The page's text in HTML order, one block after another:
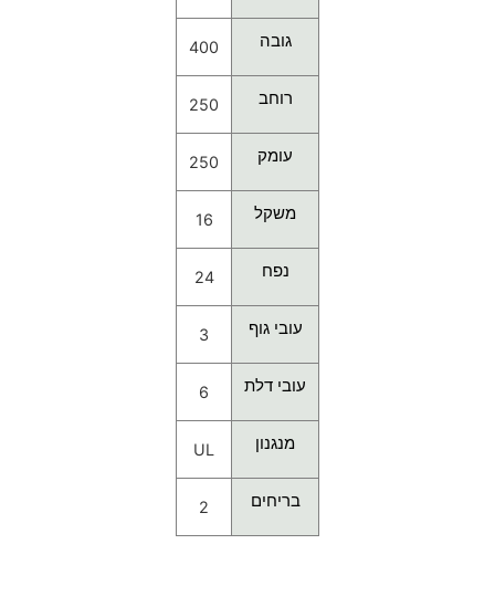
גובה 400
רוחב 250
עומק 250
משקל 16
נפח 24
עובי גוף 3
עובי דלת 6
מנגנון UL
בריחים 2